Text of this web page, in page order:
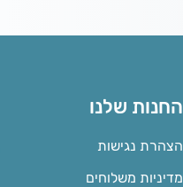
החנות שלנו
הצהרת נגישות
מדיניות משלוחים